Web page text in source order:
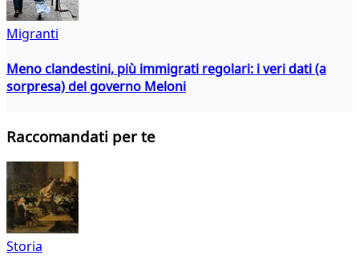
Migranti
Meno clandestini, più immigrati regolari: i veri dati (a
sorpresa) del governo Meloni
Raccomandati per te
Storia